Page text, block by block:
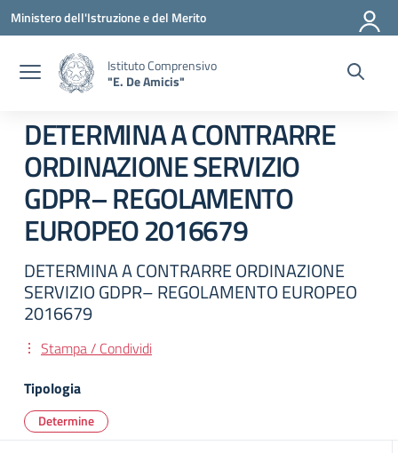
Vai ai contenuti
Vai al menu di navigazione
Vai al footer
Ministero dell'Istruzione e del Merito
Istituto Comprensivo
"E. De Amicis"
DETERMINA A CONTRARRE
ORDINAZIONE SERVIZIO
GDPR– REGOLAMENTO
EUROPEO 2016679
DETERMINA A CONTRARRE ORDINAZIONE
SERVIZIO GDPR– REGOLAMENTO EUROPEO
2016679
Stampa / Condividi
Tipologia
Determine